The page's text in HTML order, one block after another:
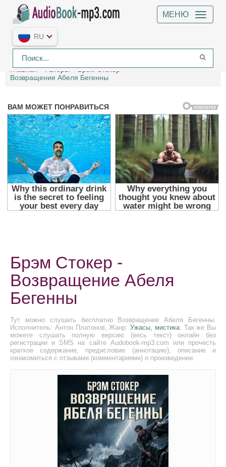
МЕНЮ
RU
Главная Авторы
Брэм Стокер
Возвращение Абеля Бегенны
Брэм Стокер -
Возвращение Абеля
Бегенны
Тут можно слушать бесплатно Возвращение Абеля Бегенны.
Исполнитель: Антон Платонов, Жанр: Ужасы, мистика. Так же Вы
можете слушать полную версию (весь текст) онлайн без
регистрации и SMS на сайте Audobook-mp3.com или прочесть
краткое содержание, предисловие (аннотацию), описание и
ознакомиться с отзывами (комментариями) о произведении.